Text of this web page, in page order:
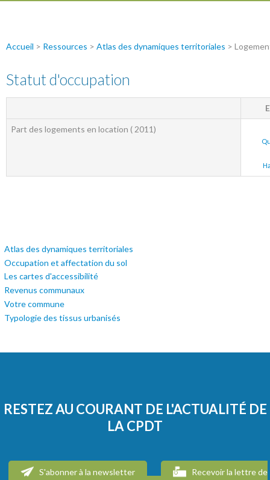
Atlas des dynamiques territoriales
Occupation et affectation du sol
Les cartes d'accessibilité
Revenus communaux
Votre commune
Typologie des tissus urbanisés
Accueil > Ressources > Atlas des dynamiques territoriales >
Statut d'occupation
Part des logements en location ( 2011)
RESTEZ AU COURANT DE L'ACTUALITÉ DE
LA CPDT
S'abonner à la newsletter
Recevoir la lettre de